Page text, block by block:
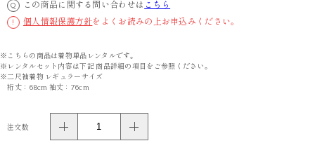
Q この商品に関する問い合わせは こちら
! 個人情報保護方針をよくお読みの上お申込みください。
※こちらの商品は着物単品レンタルです。
※レンタルセット内容は下記 商品詳細の項目をご参照ください。
※二尺袖着物 レギュラーサイズ
裄丈：68cm 袖丈：76cm
注文数